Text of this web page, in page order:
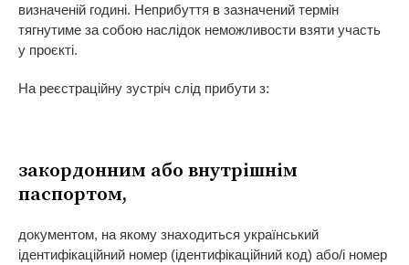
визначеній годині. Неприбуття в зазначений термін
тягнутиме за собою наслідок неможливости взяти участь
у проєкті.
На реєстраційну зустріч слід прибути з:
закордонним або внутрішнім
паспортом,
документом, на якому знаходиться український
ідентифікаційний номер (ідентифікаційний код) або/і номер